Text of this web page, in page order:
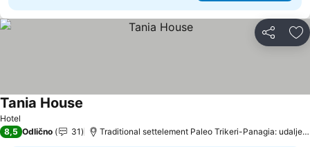
Deli
Hotel
Tania House
8,5 Odlično 31 Traditional settelement Paleo Trikeri-Panagia: udaljenost 18.1 km